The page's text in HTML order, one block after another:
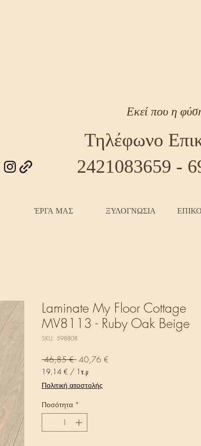
Εκεί που η
Τηλέφωνο
2421083659 -
ΈΡΓΑ ΜΑΣ ΞΥΛΟΓΝΩΣΙΑ
Laminate My Floor Cottage
MV8113 - Ruby Oak Beige
SKU: 598808
46,85 € Κανονική
τιμή
40,76 €
19,14 € / 1τ.μ
19,14 €
ανά
1
Τετραγωνικό
Πολιτική αποστολής
Ποσότητα *